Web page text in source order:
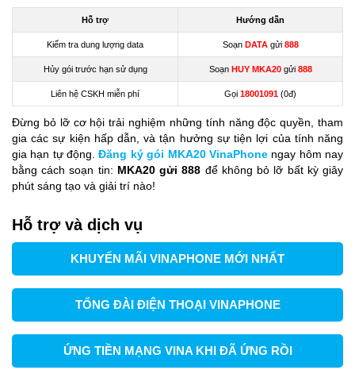
Hỗ trợ Hướng dẫn
Kiểm tra dung lượng data Soạn DATAgửi 888
Hủy gói trước hạn sử dụng Soạn HUY MKA20gửi 888
Liên hệ CSKH miễn phí Gọi 18001091 (0đ)
Đừng bỏ lỡ cơ hội trải nghiệm những tính năng độc quyền, tham
gia các sự kiện hấp dẫn, và tận hưởng sự tiện lợi của tính năng
gia hạn tự động.Đăng ký gói MKA20 VinaPhonengay hôm nay
bằng cách soạn tin: MKA20 gửi 888 để không bỏ lỡ bất kỳ giây
phút sáng tạo và giải trí nào!
Hỗ trợ và dịch vụ
KHUYẾN MÃI VINAPHONE MỚI NHẤT
TỔNG ĐÀI ĐIỆN THOẠI VINAPHONE
ỨNG TIỀN MẠNG VINA KHI ĐÃ ỨNG RỒI